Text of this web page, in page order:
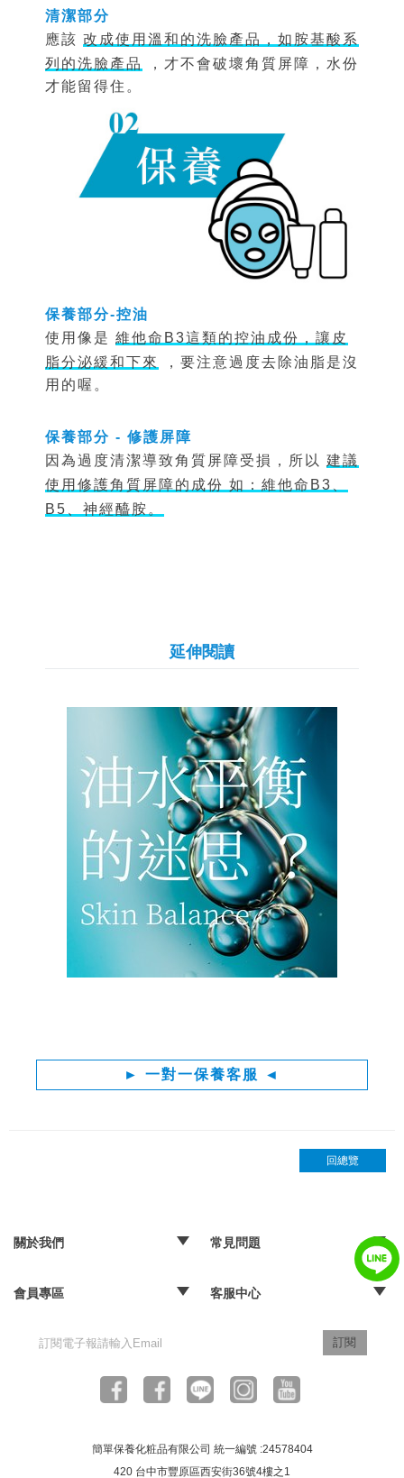
清潔部分
應該 改成使用溫和的洗臉產品，如胺基酸系
列的洗臉產品
，才不會破壞角質屏障，水份
才能留得住。
保養部分-控油
使用像是 維他命B3這類的控油成份，讓皮
脂分泌緩和下來
，要注意過度去除油脂是沒
用的喔。
保養部分 - 修護屏障
因為過度清潔導致角質屏障受損，所以 建議
使用修護角質屏障的成份 如：維他命B3、
B5、神經醯胺。
延伸閱讀
► 一對一保養客服 ◄
回總覽
關於我們 常見問題
會員專區
客服中心
訂閱
簡單保養化粧品有限公司 統一編號 :24578404
420 台中市豐原區西安街36號4樓之1